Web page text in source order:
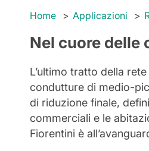
Home Applicazioni
Nel cuore delle
L’ultimo tratto della
condutture di medio-
di riduzione finale,
commerciali e le
Fiorentini è